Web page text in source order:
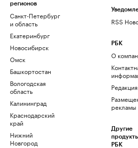
регионов
Санкт-Петербург
и область
Екатеринбург
Новосибирск
Омск
Башкортостан
Вологодская
область
Калининград
Краснодарский
край
Нижний
Новгород
RSS
РБК
О
Редакция
рекламы
Другие
РБК